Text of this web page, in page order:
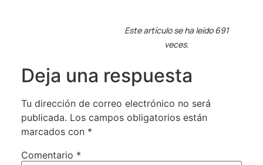
Este artículo se ha leído 691
veces.
Deja una respuesta
Tu dirección de correo electrónico no será
publicada. Los campos obligatorios están
marcados con *
Comentario *